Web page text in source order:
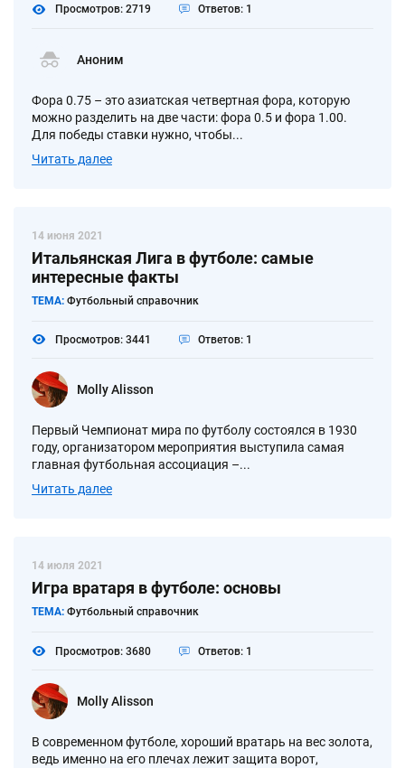
Просмотров: 2719 Ответов: 1
Аноним
Фора 0.75 – это азиатская четвертная фора, которую
можно разделить на две части: фора 0.5 и фора 1.00.
Для победы ставки нужно, чтобы...
Читать далее
14 июня 2021
Итальянская Лига в футболе: самые
интересные факты
ТЕМА: Футбольный справочник
Просмотров: 3441 Ответов: 1
Molly Alisson
Первый Чемпионат мира по футболу состоялся в 1930
году, организатором мероприятия выступила самая
главная футбольная ассоциация –...
Читать далее
14 июля 2021
Игра вратаря в футболе: основы
ТЕМА: Футбольный справочник
Просмотров: 3680 Ответов: 1
Molly Alisson
В современном футболе, хороший вратарь на вес золота,
ведь именно на его плечах лежит защита ворот,